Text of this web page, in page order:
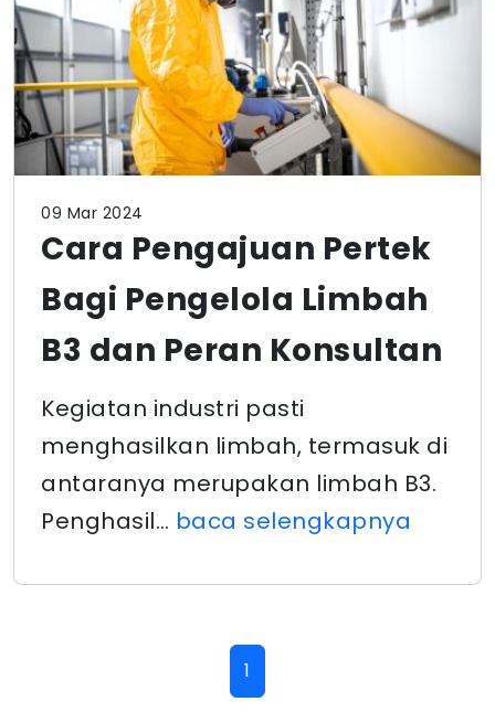
09 Mar 2024
Cara Pengajuan Pertek
Bagi Pengelola Limbah
B3 dan Peran Konsultan
Kegiatan industri pasti
menghasilkan limbah, termasuk di
antaranya merupakan limbah B3.
Penghasil… baca selengkapnya
1